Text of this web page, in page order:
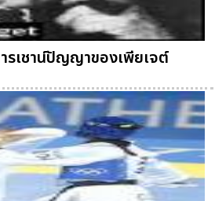
เชาน์ปัญญาของเพียเจต์